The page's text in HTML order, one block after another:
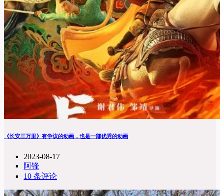
《长安三万里》有争议的动画，也是一部优秀的动画
2023-08-17
阿锋
10 条评论